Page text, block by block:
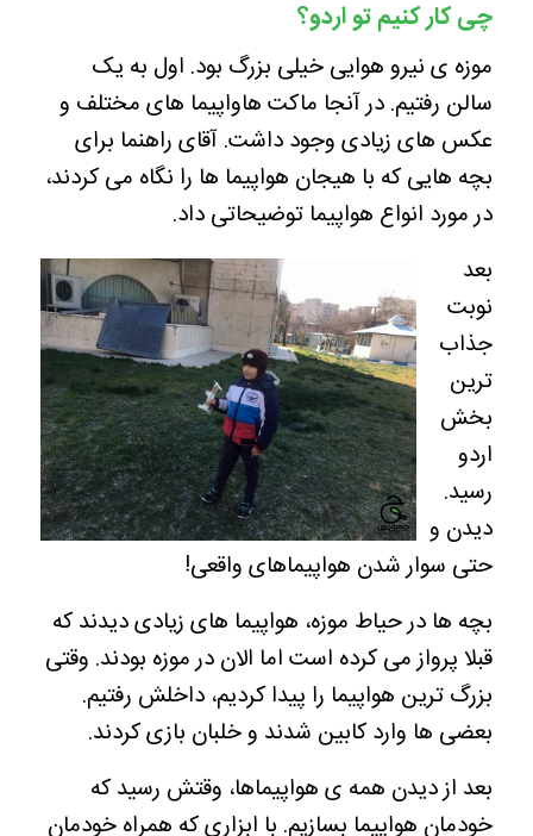
چی کار کنیم تو اردو؟
موزه ی نیرو هوایی خیلی بزرگ بود. اول به یک
سالن رفتیم. در آنجا ماکت هاواپیما های مختلف و
عکس های زیادی وجود داشت. آقای راهنما برای
بچه هایی که با هیجان هواپیما ها را نگاه می کردند،
در مورد انواع هواپیما توضیحاتی داد.
بعد
نوبت
جذاب
ترین
بخش
اردو
رسید.
دیدن و
حتی سوار شدن هواپیماهای واقعی!
بچه ها در حیاط موزه، هواپیما های زیادی دیدند که
قبلا پرواز می کرده است اما الان در موزه بودند. وقتی
بزرگ ترین هواپیما را پیدا کردیم، داخلش رفتیم.
بعضی ها وارد کابین شدند و خلبان بازی کردند.
بعد از دیدن همه ی هواپیماها، وقتش رسید که
خودمان هواپیما بسازیم. با ابزاری که همراه خودمان